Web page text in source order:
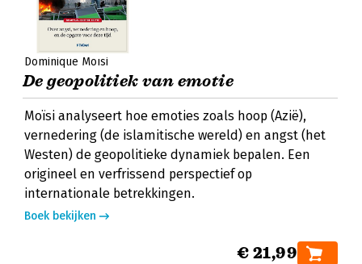
Dominique Moïsi
De geopolitiek van emotie
Moïsi analyseert hoe emoties zoals hoop (Azië),
vernedering (de islamitische wereld) en angst (het
Westen) de geopolitieke dynamiek bepalen. Een
origineel en verfrissend perspectief op
internationale betrekkingen.
Boek bekijken
€ 21,99